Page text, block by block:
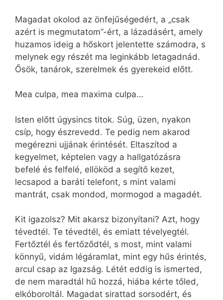
Magadat okolod az önfejűségedért, a „csak
azért is megmutatom”-ért, a lázadásért, amely
huzamos ideig a hőskort jelentette számodra, s
melynek egy részét ma leginkább letagadnád.
Ősök, tanárok, szerelmek és gyerekeid előtt.
Mea culpa, mea maxima culpa…
Isten előtt úgysincs titok. Súg, üzen, nyakon
csíp, hogy észrevedd. Te pedig nem akarod
megérezni ujjának érintését. Eltaszítod a
kegyelmet, képtelen vagy a hallgatózásra
befelé és felfelé, ellököd a segítő kezet,
lecsapod a baráti telefont, s mint valami
mantrát, csak mondod, mormogod a magadét.
Kit igazolsz? Mit akarsz bizonyítani? Azt, hogy
tévedtél. Te tévedtél, és emiatt tévelyegtél.
Fertőztél és fertőződtél, s most, mint valami
könnyű, vidám légáramlat, mint egy hűs érintés,
arcul csap az Igazság. Létét eddig is ismerted,
de nem maradtál hű hozzá, hiába kérte tőled,
elkóboroltál. Magadat sirattad sorsodért, és